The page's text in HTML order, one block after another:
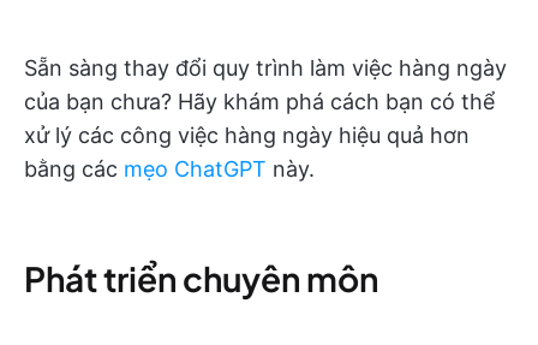
Sẵn sàng thay đổi quy trình làm việc hàng ngày
của bạn chưa? Hãy khám phá cách bạn có thể
xử lý các công việc hàng ngày hiệu quả hơn
bằng các mẹo ChatGPT này.
Phát triển chuyên môn